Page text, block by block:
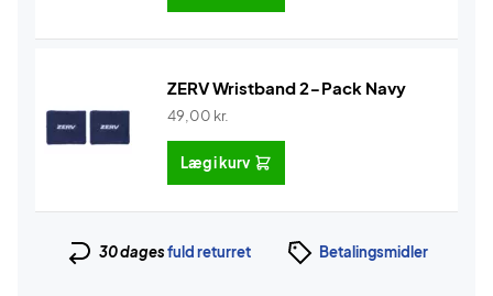
ZERV Wristband 2-Pack Navy
49,00 kr.
Læg i kurv
30 dagesfuld returret Betalingsmidler